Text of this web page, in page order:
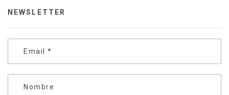
NEWSLETTER
Email *
Nombre